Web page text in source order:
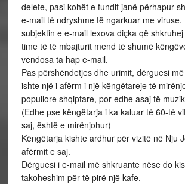
delete, pasi kohët e fundit janë përhapur
e-mail të ndryshme të ngarkuar me viruse.
subjektin e e-mail lexova diçka që
time të të mbajturit mend të shumë
vendosa ta hap e-mail.
Pas përshëndetjes dhe urimit, dërguesi
ishte një i afërm i një këngëtareje të
popullore shqiptare, por edhe asaj të
(Edhe pse këngëtarja i ka kaluar të 60-të
saj, është e mirënjohur)
Këngëtarja kishte ardhur për vizitë në Nju
afërmit e saj.
Dërguesi i e-mail më shkruante nëse do
takoheshim për të pirë një kafe.